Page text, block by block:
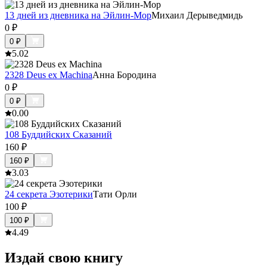
13 дней из дневника на Эйлин-МорМихаил Дерыведмидь
0 ₽
0 ₽
5.02
2328 Deus ex MachinaАнна Бородина
0 ₽
0 ₽
0.00
108 Буддийских Сказаний
160 ₽
160 ₽
3.03
24 секрета ЭзотерикиТати Орли
100 ₽
100 ₽
4.49
Издай свою книгу